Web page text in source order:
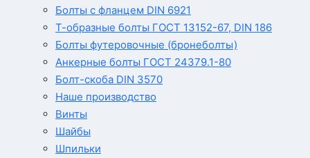
Болты с фланцем DIN 6921
Т-образные болты ГОСТ 13152-67, DIN 186
Болты футеровочные (бронеболты)
Анкерные болты ГОСТ 24379.1-80
Болт-скоба DIN 3570
Наше производство
Винты
Шайбы
Шпильки